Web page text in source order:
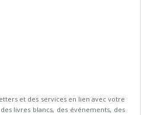
et des services en lien avec votre
livres blancs, des événements, des